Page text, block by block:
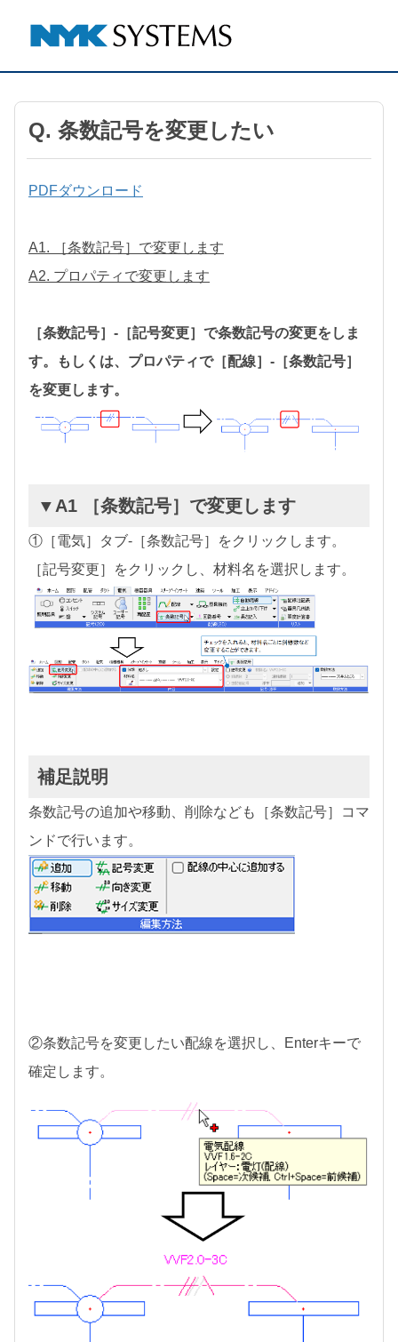
Q. 条数記号を変更したい
PDFダウンロード
A1. ［条数記号］で変更します
A2. プロパティで変更します
［条数記号］-［記号変更］で条数記号の変更をしま
す。もしくは、プロパティで［配線］-［条数記号］
を変更します。
▼A1 ［条数記号］で変更します
①［電気］タブ-［条数記号］をクリックします。
［記号変更］をクリックし、材料名を選択します。
補足説明
条数記号の追加や移動、削除なども［条数記号］コマ
ンドで行います。
②条数記号を変更したい配線を選択し、Enterキーで
確定します。